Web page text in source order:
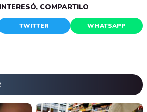
COMPARTILO
TWITTER WHATSAPP